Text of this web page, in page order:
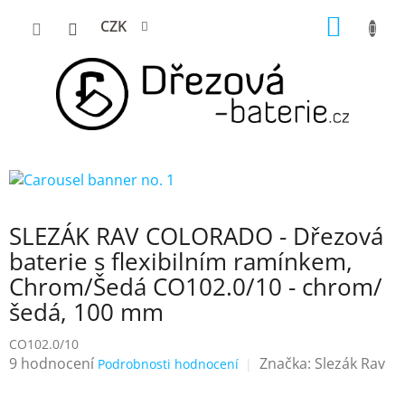
CZK
SLEZÁK RAV COLORADO - Dřezová
baterie s flexibilním ramínkem,
Chrom/Šedá CO102.0/10 - chrom/
šedá, 100 mm
CO102.0/10
Průměrné
9 hodnocení Podrobnosti hodnocení Značka: Slezák Rav